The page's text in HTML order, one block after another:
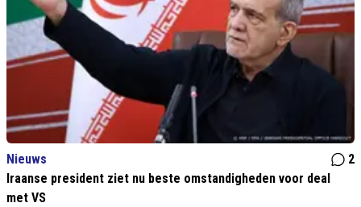
Nieuws
2
Iraanse president ziet nu beste omstandigheden voor deal
met VS